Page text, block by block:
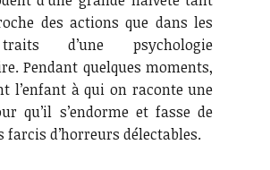
des actions que dans les
d’une psychologie
Pendant quelques moments,
l’enfant à qui on raconte une
qu’il s’endorme et fasse de
farcis d’horreurs délectables.